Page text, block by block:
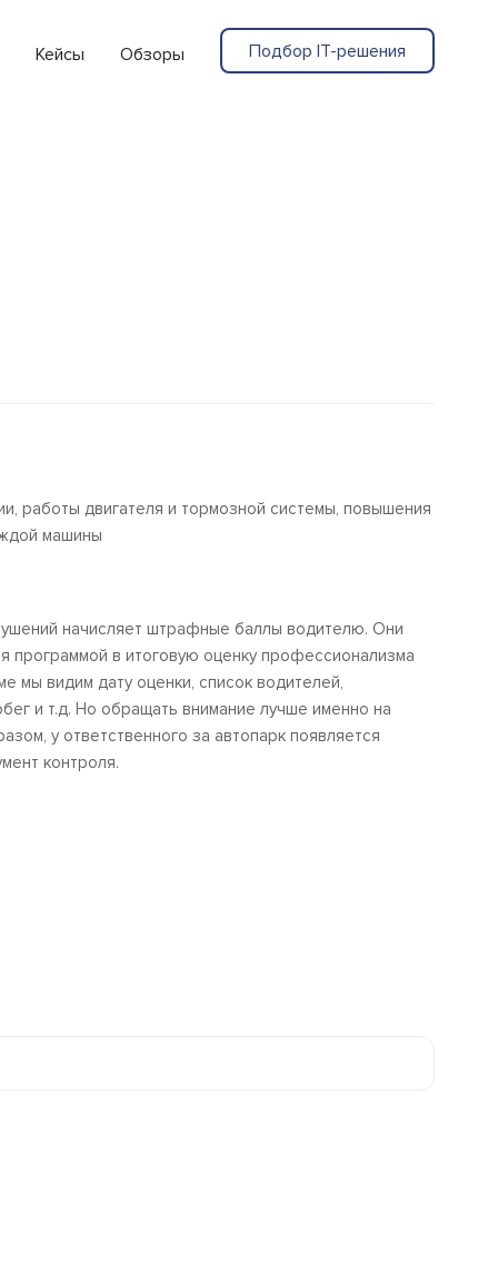
Кейсы Обзоры Подбор IT-решения
работы двигателя и тормозной системы, повышения
машины
начисляет штрафные баллы водителю. Они
программой в итоговую оценку профессионализма
мы видим дату оценки, список водителей,
и т.д. Но обращать внимание лучше именно на
у ответственного за автопарк появляется
контроля.